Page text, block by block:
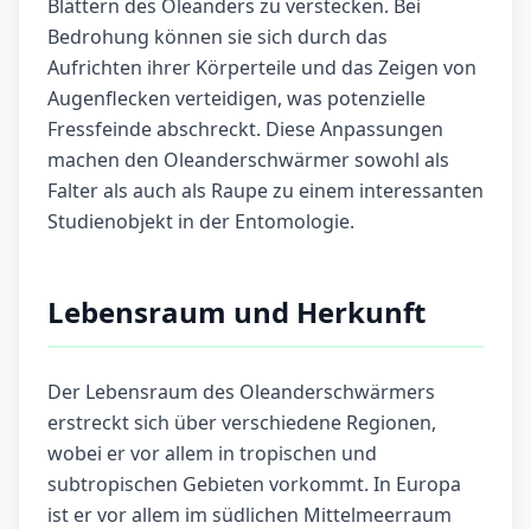
Blättern des Oleanders zu verstecken. Bei
Bedrohung können sie sich durch das
Aufrichten ihrer Körperteile und das Zeigen von
Augenflecken verteidigen, was potenzielle
Fressfeinde abschreckt. Diese Anpassungen
machen den Oleanderschwärmer sowohl als
Falter als auch als Raupe zu einem interessanten
Studienobjekt in der Entomologie.
Lebensraum und Herkunft
Der Lebensraum des Oleanderschwärmers
erstreckt sich über verschiedene Regionen,
wobei er vor allem in tropischen und
subtropischen Gebieten vorkommt. In Europa
ist er vor allem im südlichen Mittelmeerraum